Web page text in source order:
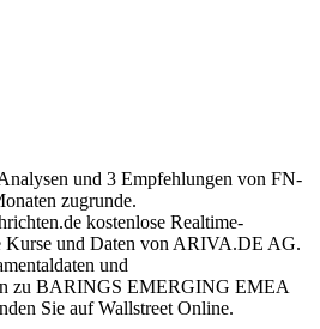
und 3 Empfehlungen von FN-
zugrunde.
kostenlose Realtime-
Kurse und Daten von ARIVA.DE AG.
und
zu BARINGS EMERGING EMEA
Sie aufWallstreet Online.